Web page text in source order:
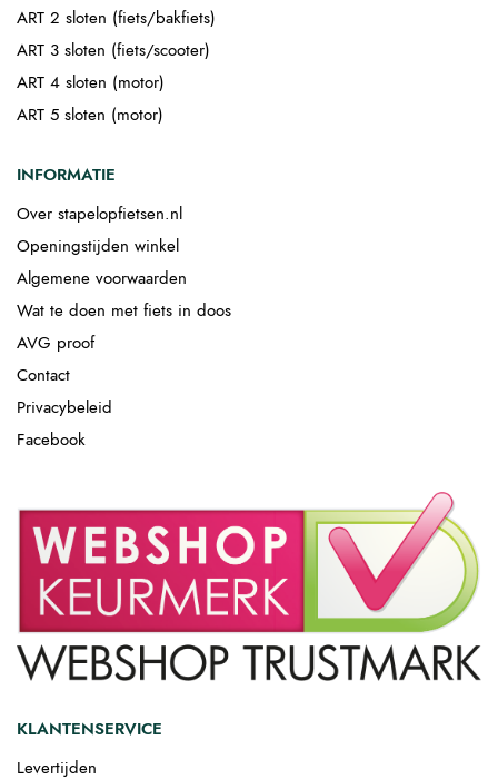
ART 2 sloten (fiets/bakfiets)
ART 3 sloten (fiets/scooter)
ART 4 sloten (motor)
ART 5 sloten (motor)
INFORMATIE
Over stapelopfietsen.nl
Openingstijden winkel
Algemene voorwaarden
Wat te doen met fiets in doos
AVG proof
Contact
Privacybeleid
Facebook
KLANTENSERVICE
Levertijden